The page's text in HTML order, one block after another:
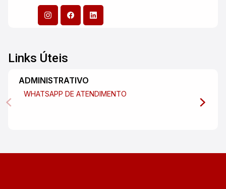
Links Úteis
ADMINISTRATIVO
WHATSAPP DE ATENDIMENTO